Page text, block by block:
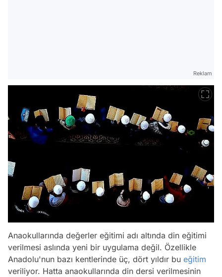
Reklam
Anaokullarında değerler eğitimi adı altında din eğitimi
verilmesi aslında yeni bir uygulama değil. Özellikle
Anadolu'nun bazı kentlerinde üç, dört yıldır bu eğitim
veriliyor. Hatta anaokullarında din dersi verilmesinin